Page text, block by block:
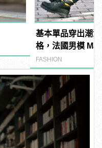
基本單品穿出潮
格，法國男模
百變穿搭！
FASHION